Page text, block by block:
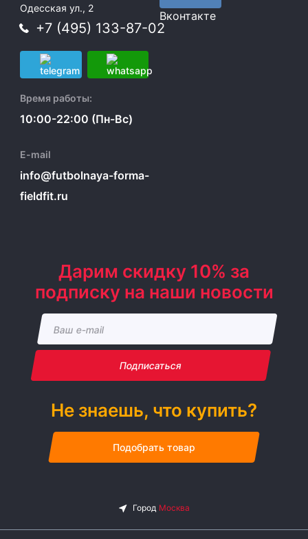
Одесская ул., 2
+7 (495) 133-87-02
Время работы:
10:00-22:00 (Пн-Вс)
E-mail
info@futbolnaya-forma-
fieldfit.ru
Вконтакте
Дарим скидку 10% за
подписку на наши новости
Подписаться
Не знаешь, что купить?
Подобрать товар